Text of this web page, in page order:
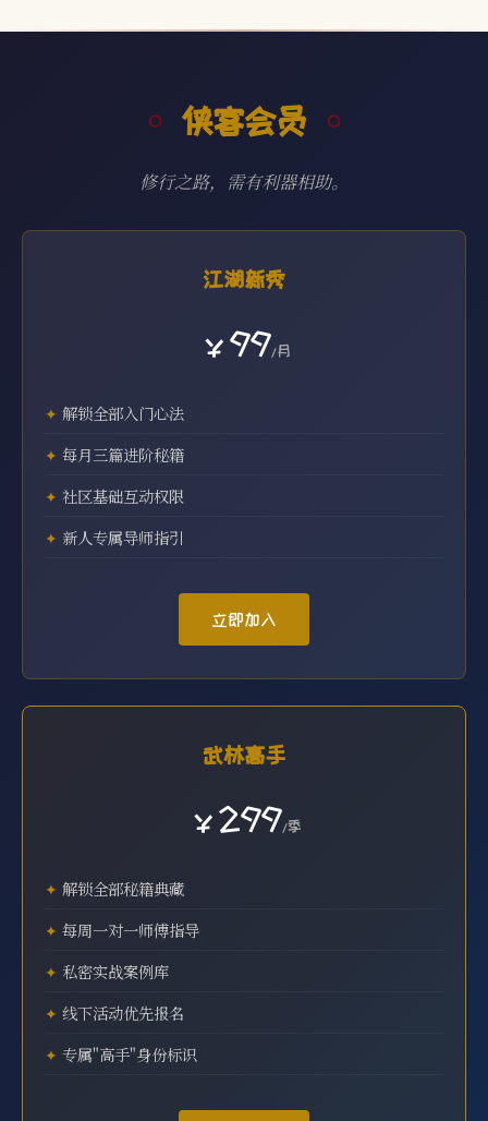
侠客会员
修行之路，需有利器相助。
江湖新秀
￥99/月
解锁全部入门心法
每月三篇进阶秘籍
社区基础互动权限
新人专属导师指引
立即加入
武林高手
￥299/季
解锁全部秘籍典藏
每周一对一师傅指导
私密实战案例库
线下活动优先报名
专属"高手"身份标识